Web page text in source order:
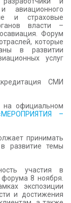
авиационного
и страховые
власти –
Форум
которые
в развитии
услуг
СМИ
на официальном
–
принимать
развитие темы
участия в
8 ноября.
экспозиции
и достижения